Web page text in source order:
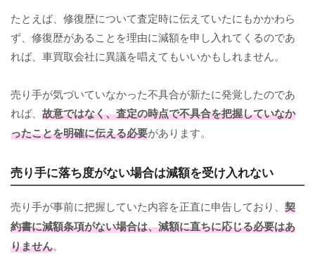
たとえば、修復歴について査定時に伝えていたにもかかわら
ず、修復歴があることを理由に減額を申し入れてくるのであ
れば、車買取会社に異議を唱えてもいいかもしれません。
売り手が気づいていなかった不具合が新たに発覚したのであ
れば、 故意ではなく、査定の時点で不具合を把握していなか
ったことを明確に伝える必要があります。
売り手に落ち度がない場合は減額を受け入れない
売り手が事前に把握していた内容を正直に申告しており、 契
約書に減額条項がない場合は、減額に直ちに応じる必要はあ
りません。